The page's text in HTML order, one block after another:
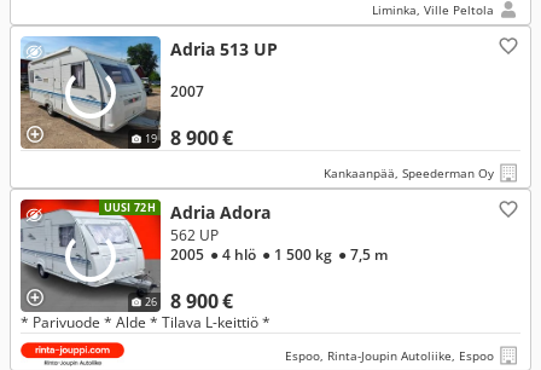
Liminka, Ville Peltola
19
Adria 513 UP
8 900 €
2007
Kankaanpää, Speederman Oy
UUSI 72H
26
Adria Adora
8 900 €
562 UP
2005 ● 4 hlö ● 1 500 kg ● 7,5 m
* Parivuode * Alde * Tilava L-keittiö *
Espoo, Rinta-Joupin Autoliike, Espoo